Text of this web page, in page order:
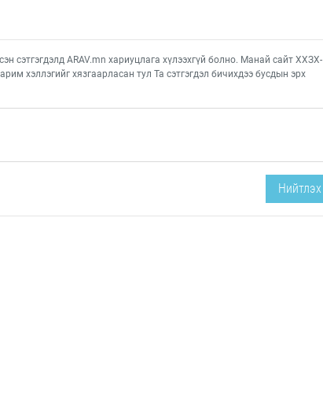
ARAV.mn хариуцлага хүлээхгүй болно. Манай сайт ХХЗХ-
хэллэгийг хязгаарласан тул Та сэтгэгдэл бичихдээ бусдын эрх
Нийтлэх